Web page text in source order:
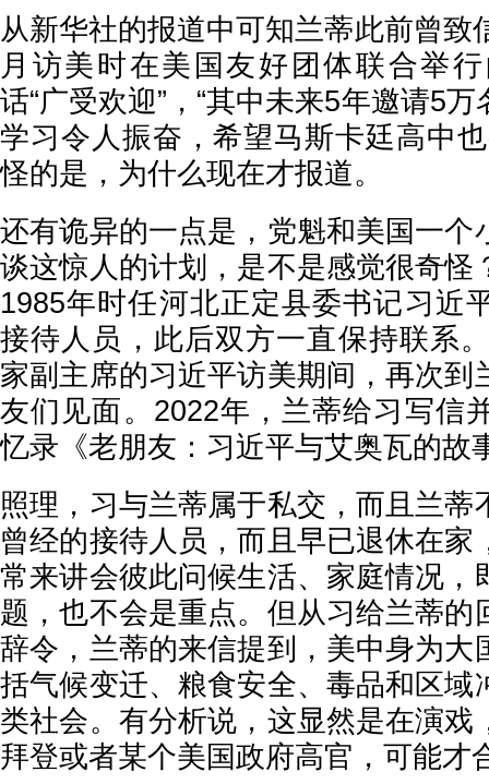
从新华社的报道中可知兰蒂此前曾致
月访美时在美国友好团体联合举
话“广受欢迎”，“其中未来5年邀请5
学习令人振奋，希望马斯卡廷高中
怪的是，为什么现在才报道。
还有诡异的一点是，党魁和美国一个
谈这惊人的计划，是不是感觉很奇怪
1985年时任河北正定县委书记习近
接待人员，此后双方一直保持联系
家副主席的习近平访美期间，再次到
友们见面。2022年，兰蒂给习写信
忆录《老朋友：习近平与艾奥瓦的故
照理，习与兰蒂属于私交，而且兰蒂
曾经的接待人员，而且早已退休在家
常来讲会彼此问候生活、家庭情况，
题，也不会是重点。但从习给兰蒂的
辞令，兰蒂的来信提到，美中身为大
括气候变迁、粮食安全、毒品和区域
类社会。有分析说，这显然是在演戏
拜登或者某个美国政府高官，可能才